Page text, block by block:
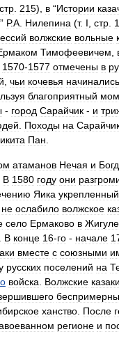
стр 215), в “Истории
” Р.А Нилепина (т. I стр
волжские вольные
Тимофеевичем
1570-1577 отмечены в
чьи кочевья начинались
благоприятный
- город Сарайчик - и
Походы на
Пан
атаманов Нечая и
В 1580 году они
Яика укрепленный
не ослабило волжское
село Ермаково в
В конце 16-го - начале
вместе с союзными
русских поселений на
войска Волжские казаки
ханство После
регионе и